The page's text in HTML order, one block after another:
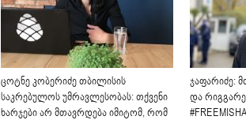
ცოტნე კობერიძე თბილისის
საკრებულოს უმრავლესობას: თქვენი
ხარჯები არ მთავრდება იმიტომ, რომ
ჯაფარიძე:
და